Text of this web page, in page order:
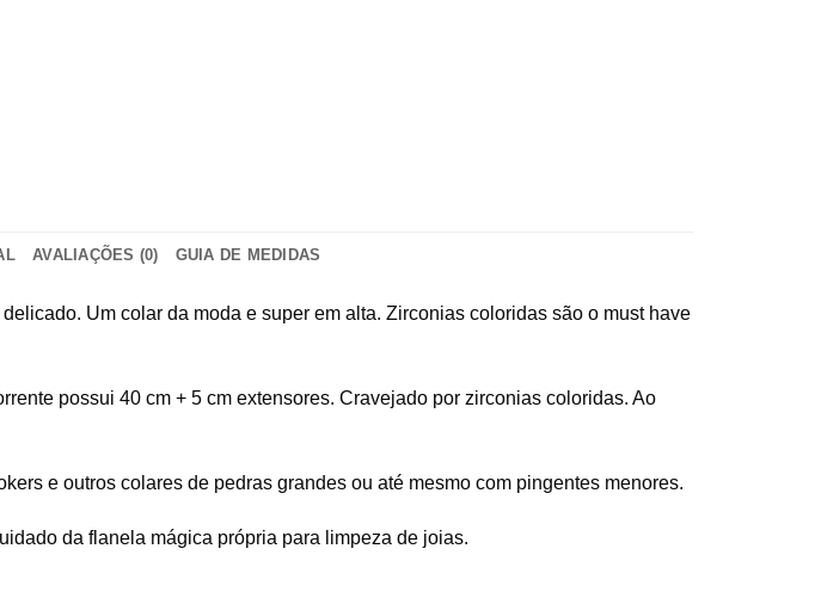
AVALIAÇÕES (0) GUIA DE MEDIDAS
Um colar da moda e super em alta. Zirconias coloridas são o must have
possui 40 cm + 5 cm extensores. Cravejado por zirconias coloridas. Ao
e outros colares de pedras grandes ou até mesmo com pingentes menores.
da flanela mágica própria para limpeza de joias.